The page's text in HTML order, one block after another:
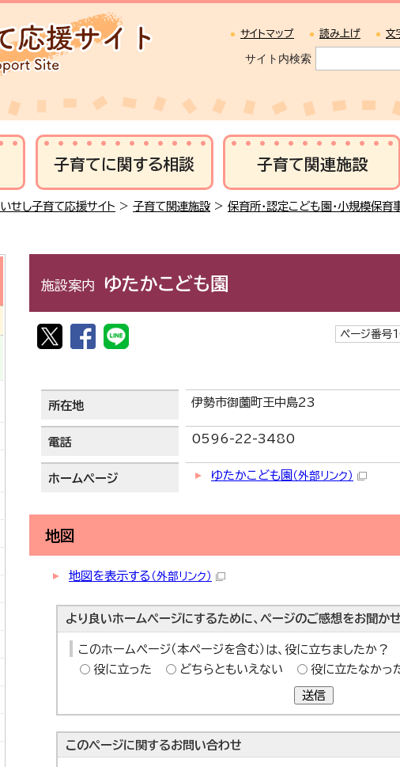
サイトマップ 読み上げ 文
サイト内検索
子育てに関する相談 子育て関連施設
いせし子育て応援サイト > 子育て関連施設 > 保育所・認定こども園・小規模保育
施設案内 ゆたかこども園
ページ番
所在地 伊勢市御薗町王中島23
電話 0596-22-3480
ホームページ ゆたかこども園 （外部リンク）
地図
地図を表示する （外部リンク）
より良いホームページにするために、ページのご感想をお聞か
このホームページ（本ページを含む）は、役に立ちましたか？
役に立った
どちらともいえない 役に立たなかっ
送信
このページに関するお問い合わせ